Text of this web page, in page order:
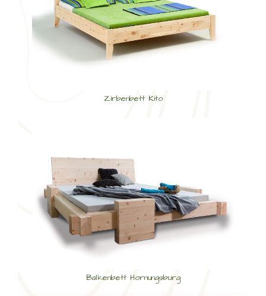
Zirbenbett Kito
Balkenbett Hornungsburg